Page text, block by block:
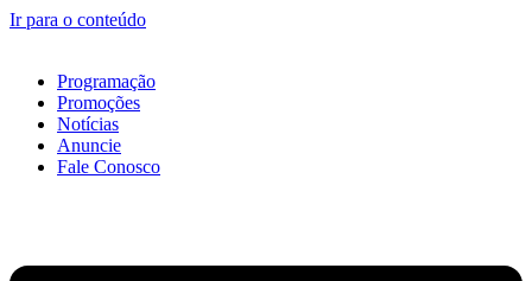
Ir para o conteúdo
Programação
Promoções
Notícias
Anuncie
Fale Conosco